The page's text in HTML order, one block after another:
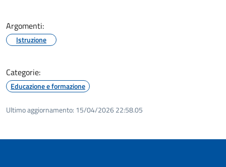
Argomenti:
Istruzione
Categorie:
Educazione e formazione
Ultimo aggiornamento: 15/04/2026 22:58.05